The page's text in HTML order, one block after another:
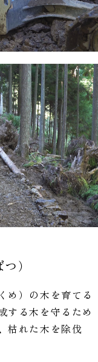
）
め）の木を育てる
する木を守るため
枯れた木を除伐